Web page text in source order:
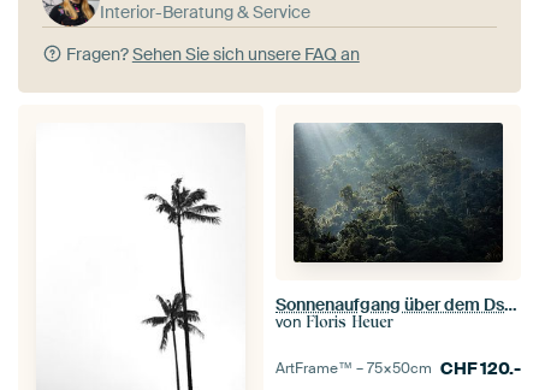
Interior-Beratung & Service
Fragen?Sehen Sie sich unsere FAQ an
Sonnenaufgang über dem Dschungel der verlorenen Stadt in Kolumbien
von Floris Heuer
ArtFrame™ –75×50cm CHF120.-